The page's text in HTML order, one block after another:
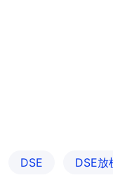
DSE DSE放